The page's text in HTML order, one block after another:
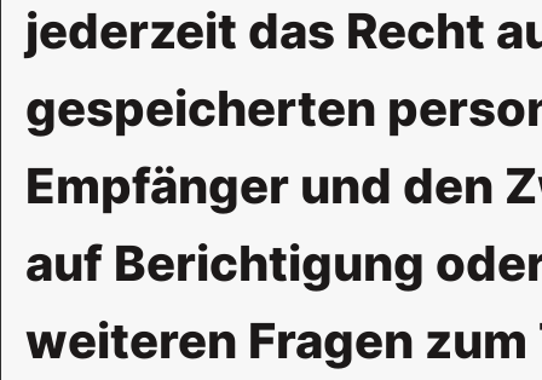
jederzeit das Recht
gespeicherten
Empfänger und den
auf Berichtigung
weiteren Fragen